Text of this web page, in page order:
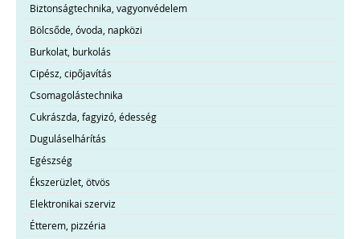
Biztonságtechnika, vagyonvédelem
Bölcsőde, óvoda, napközi
Burkolat, burkolás
Cipész, cipőjavítás
Csomagolástechnika
Cukrászda, fagyizó, édesség
Duguláselhárítás
Egészség
Ékszerüzlet, ötvös
Elektronikai szerviz
Étterem, pizzéria